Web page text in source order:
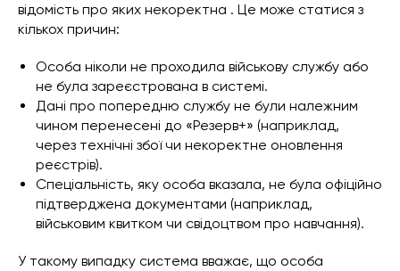
відомість про яких некоректна . Це може статися з
кількох причин:
Особа ніколи не проходила військову службу або
не була зареєстрована в системі.
Дані про попередню службу не були належним
чином перенесені до «Резерв+» (наприклад,
через технічні збої чи некоректне оновлення
реєстрів).
Спеціальність, яку особа вказала, не була офіційно
підтверджена документами (наприклад,
військовим квитком чи свідоцтвом про навчання).
У такому випадку система вважає, що особа